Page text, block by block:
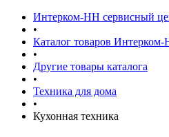
Интерком-НН сервисный
•
Каталог товаров
•
Другие товары каталога
•
Техника для дома
•
Кухонная техника